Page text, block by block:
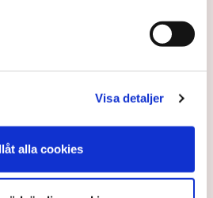
Visa detaljer
alla cookies